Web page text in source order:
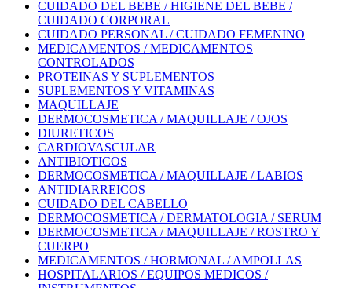
CUIDADO DEL BEBE / HIGIENE DEL BEBE /
CUIDADO CORPORAL
CUIDADO PERSONAL / CUIDADO FEMENINO
MEDICAMENTOS / MEDICAMENTOS
CONTROLADOS
PROTEINAS Y SUPLEMENTOS
SUPLEMENTOS Y VITAMINAS
MAQUILLAJE
DERMOCOSMETICA / MAQUILLAJE / OJOS
DIURETICOS
CARDIOVASCULAR
ANTIBIOTICOS
DERMOCOSMETICA / MAQUILLAJE / LABIOS
ANTIDIARREICOS
CUIDADO DEL CABELLO
DERMOCOSMETICA / DERMATOLOGIA / SERUM
DERMOCOSMETICA / MAQUILLAJE / ROSTRO Y
CUERPO
MEDICAMENTOS / HORMONAL / AMPOLLAS
HOSPITALARIOS / EQUIPOS MEDICOS /